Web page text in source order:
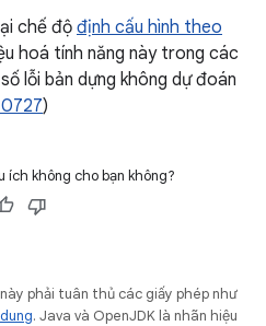
chế độ định cấu hình theo
hoá tính năng này trong các
lỗi bản dựng không dự đoán
)
ích không cho bạn không?
phải tuân thủ các giấy phép như
. Java và OpenJDK là nhãn hiệu